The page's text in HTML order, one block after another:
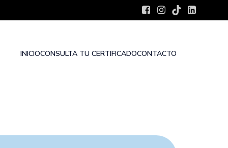
INICIOCONSULTA TU CERTIFICADOCONTACTO